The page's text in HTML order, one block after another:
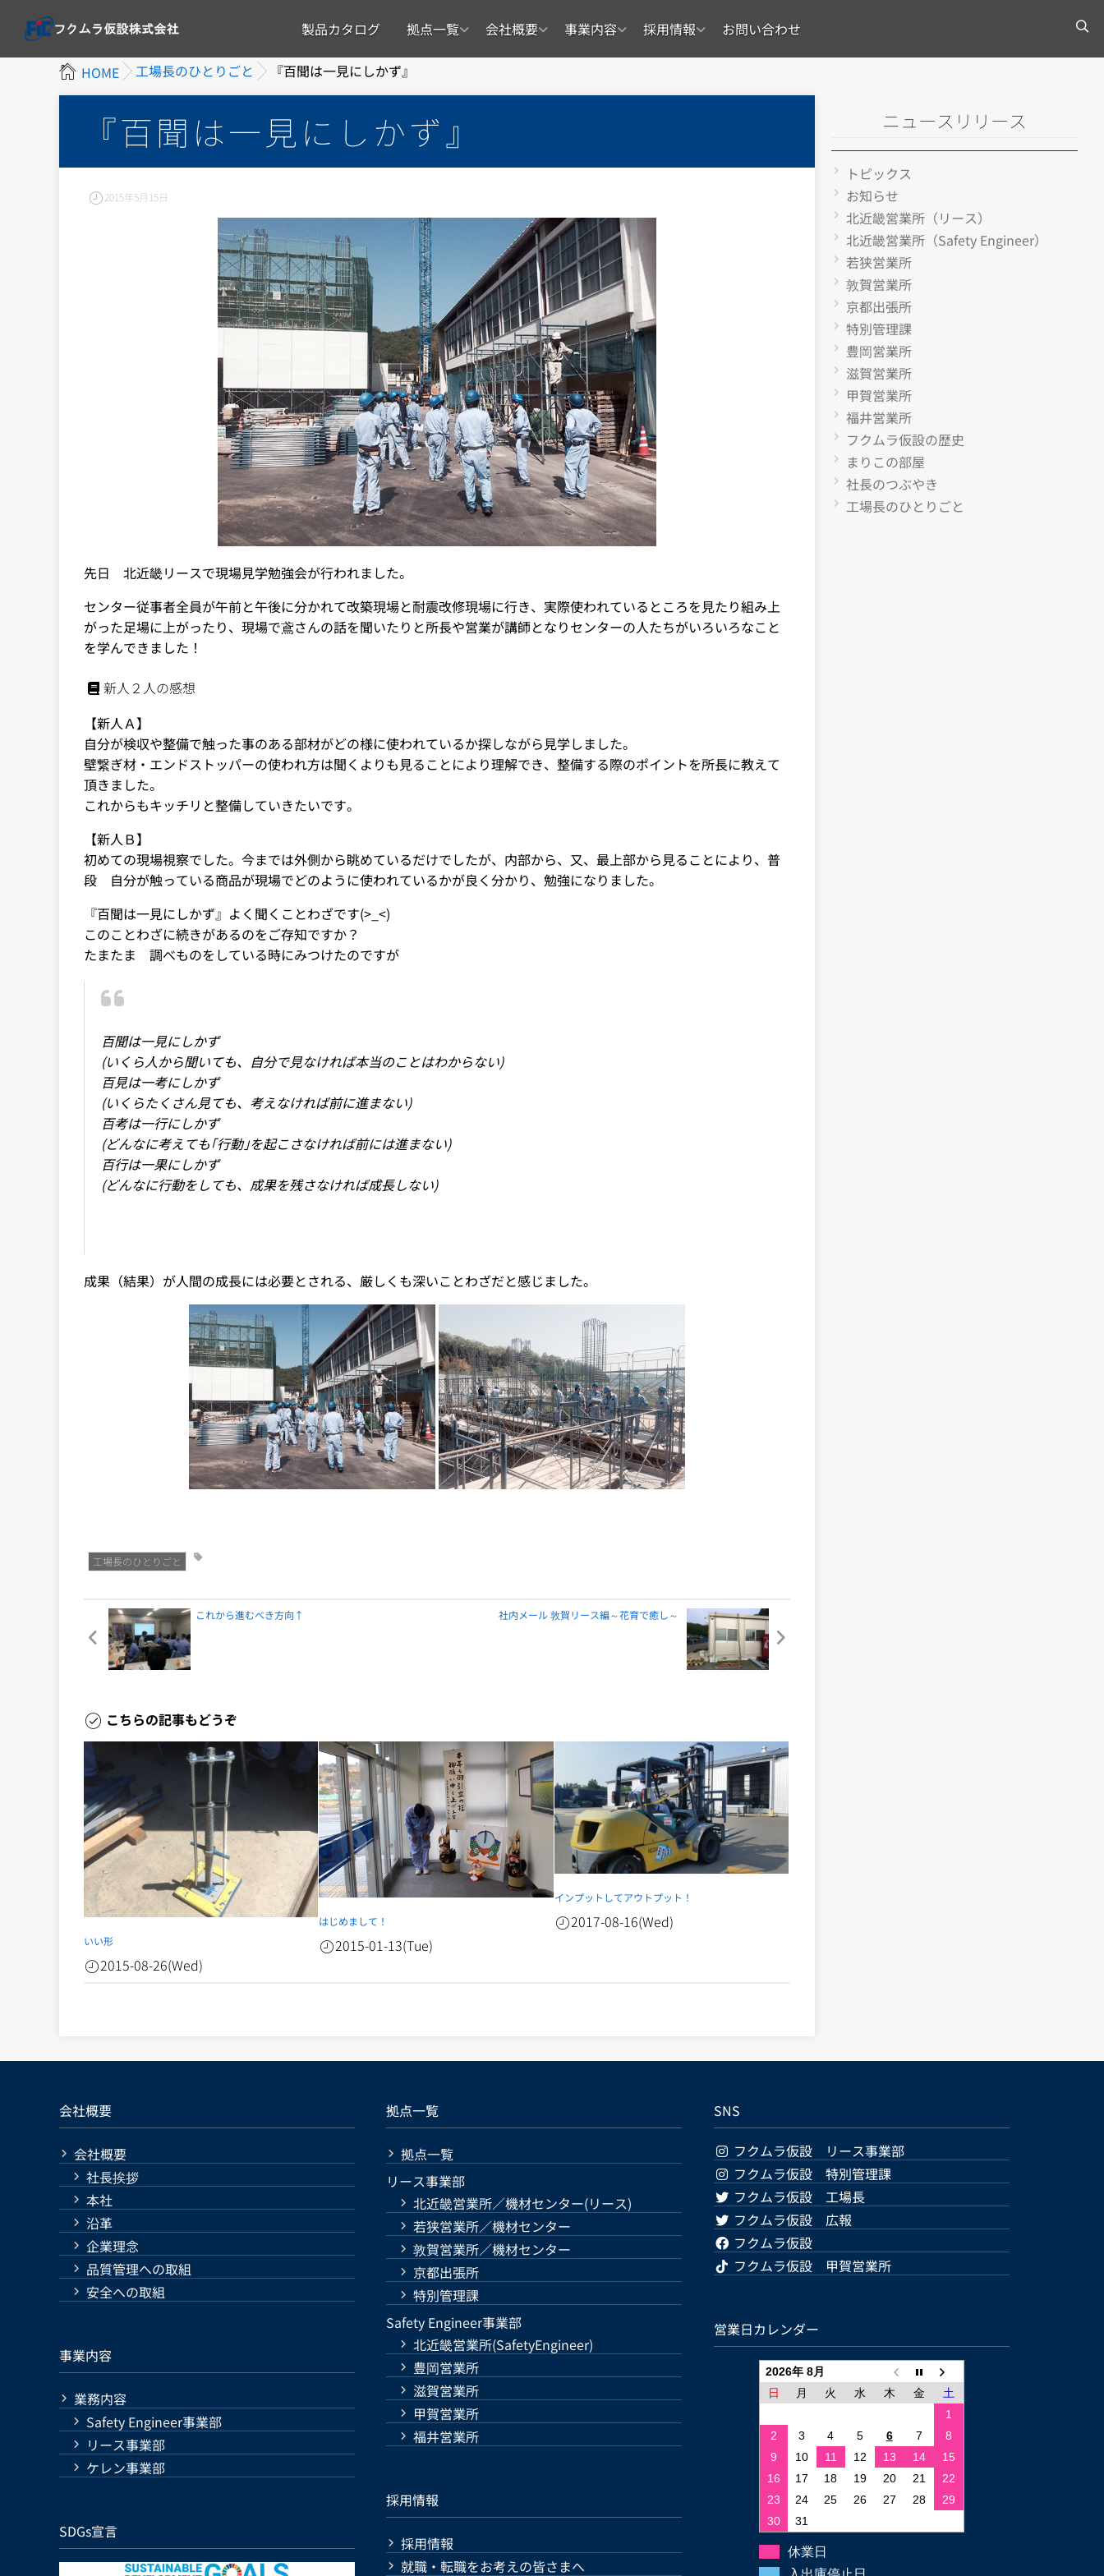
製品カタログ 拠点一覧 会社概要 事業内容 採用情報 お問い合わせ
HOME 工場長のひとりごと 『百聞は一見にしかず』
『百聞は一見にしかず』
2015年5月15日
先日 北近畿リースで現場見学勉強会が行われました。
センター従事者全員が午前と午後に分かれて改築現場と耐震改修現場に行き、実際使われているところを見たり組み上
がった足場に上がったり、現場で鳶さんの話を聞いたりと所長や営業が講師となりセンターの人たちがいろいろなこと
を学んできました！
新人２人の感想
【新人Ａ】
自分が検収や整備で触った事のある部材がどの様に使われているか探しながら見学しました。
壁繋ぎ材・エンドストッパーの使われ方は聞くよりも見ることにより理解でき、整備する際のポイントを所長に教えて
頂きました。
これからもキッチリと整備していきたいです。
【新人Ｂ】
初めての現場視察でした。今までは外側から眺めているだけでしたが、内部から、又、最上部から見ることにより、普
段 自分が触っている商品が現場でどのように使われているかが良く分かり、勉強になりました。
『百聞は一見にしかず』よく聞くことわざです(>_<)
このことわざに続きがあるのをご存知ですか？
たまたま 調べものをしている時にみつけたのですが
百聞は一見にしかず
(いくら人から聞いても、自分で見なければ本当のことはわからない)
百見は一考にしかず
(いくらたくさん見ても、考えなければ前に進まない)
百考は一行にしかず
(どんなに考えても｢行動｣を起こさなければ前には進まない)
百行は一果にしかず
(どんなに行動をしても、成果を残さなければ成長しない)
成果（結果）が人間の成長には必要とされる、厳しくも深いことわざだと感じました。
工場長のひとりごと
これから進むべき方向↑ 社内メール 敦賀リース編～花育で癒し～
こちらの記事もどうぞ
いい形
2015-08-26(Wed)
はじめまして！
2015-01-13(Tue)
インプットしてアウトプット！
2017-08-16(Wed)
ニュースリリース
トピックス
お知らせ
北近畿営業所（リース）
北近畿営業所（Safety Engineer）
若狭営業所
敦賀営業所
京都出張所
特別管理課
豊岡営業所
滋賀営業所
甲賀営業所
福井営業所
フクムラ仮設の歴史
まりこの部屋
社長のつぶやき
工場長のひとりごと
会社概要
会社概要
社長挨拶
本社
沿革
企業理念
品質管理への取組
安全への取組
事業内容
業務内容
Safety Engineer事業部
リース事業部
ケレン事業部
SDGs宣言
拠点一覧
拠点一覧
リース事業部
北近畿営業所／機材センター(リース)
若狭営業所／機材センター
敦賀営業所／機材センター
京都出張所
特別管理課
Safety Engineer事業部
北近畿営業所(SafetyEngineer)
豊岡営業所
滋賀営業所
甲賀営業所
福井営業所
採用情報
採用情報
就職・転職をお考えの皆さまへ
SNS
フクムラ仮設 リース事業部
フクムラ仮設 特別管理課
フクムラ仮設 工場長
フクムラ仮設 広報
フクムラ仮設
フクムラ仮設 甲賀営業所
営業日カレンダー
2026年 8月
日
月 火 水 木 金
土
1
2
3 4 5 6 7
8
9
10 11 12 13 14
15
16
17 18 19 20 21
22
23
24 25 26 27 28
29
30
31
休業日